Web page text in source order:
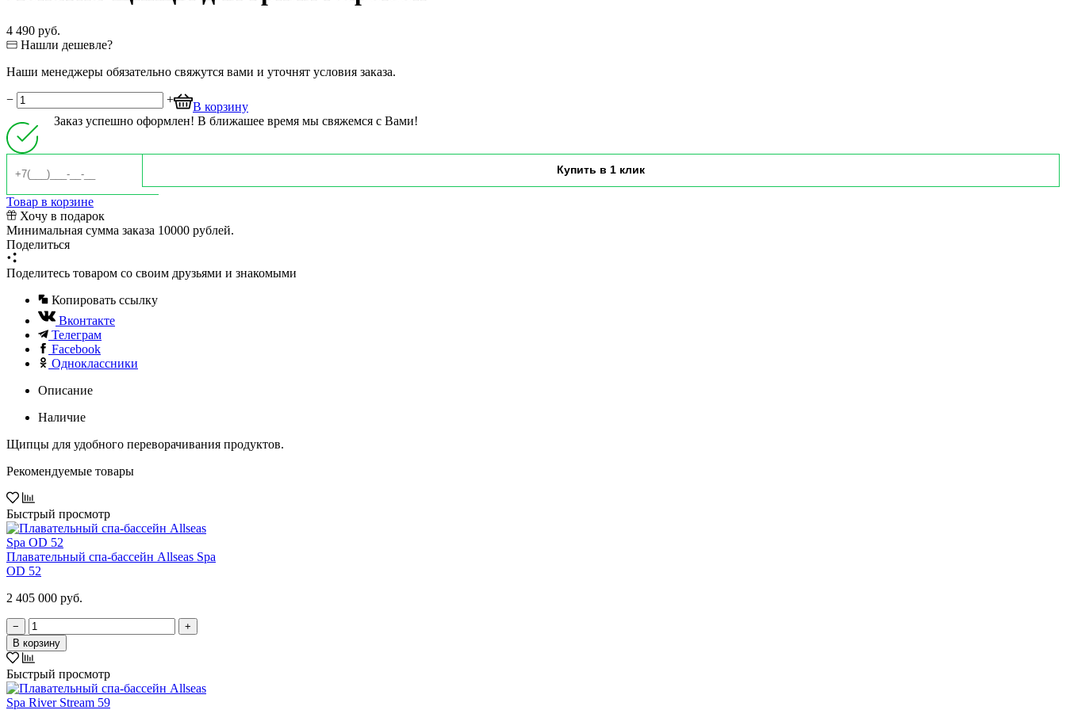
4 490 руб.
Нашли дешевле?
Наши менеджеры обязательно свяжутся вами и уточнят условия заказа.
− +
В корзину
Заказ успешно оформлен! В ближашее время мы свяжемся с Вами!
Товар в корзине
Хочу в подарок
Минимальная сумма заказа 10000 рублей.
Поделиться
Поделитесь товаром со своим друзьями и знакомыми
Копировать ссылку
Вконтакте
Телеграм
Facebook
Одноклассники
Описание
Наличие
Щипцы для удобного переворачивания продуктов.
Рекомендуемые товары
Быстрый просмотр
Плавательный спа-бассейн Allseas Spa
OD 52
2 405 000 руб.
−
+
В корзину
Быстрый просмотр